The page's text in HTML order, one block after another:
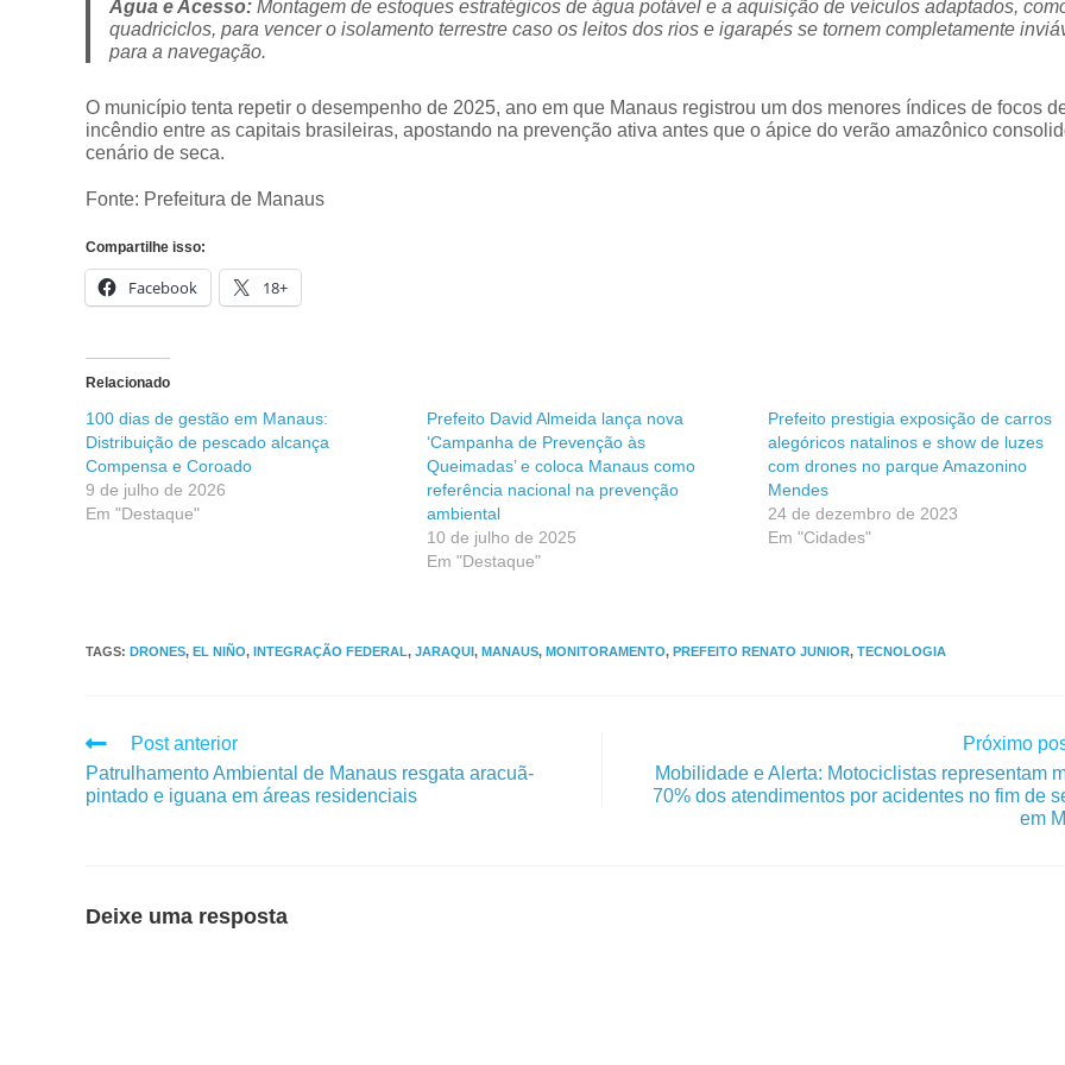
Água e Acesso: Montagem de estoques estratégicos de água potável e a aquisição de veículos adaptados,
quadriciclos, para vencer o isolamento terrestre caso os leitos dos rios e igarapés se tornem completamente
para a navegação.
O município tenta repetir o desempenho de 2025, ano em que Manaus registrou um dos menores índices de focos
incêndio entre as capitais brasileiras, apostando na prevenção ativa antes que o ápice do verão amazônico
cenário de seca.
Fonte: Prefeitura de Manaus
Compartilhe isso:
Facebook 18+
Relacionado
100 dias de gestão em Manaus:
Distribuição de pescado alcança
Compensa e Coroado
9 de julho de 2026
Em "Destaque"
Prefeito David Almeida lança nova
‘Campanha de Prevenção às
Queimadas’ e coloca Manaus como
referência nacional na prevenção
ambiental
10 de julho de 2025
Em "Destaque"
Prefeito prestigia exposição de carros
alegóricos natalinos e show de luzes
com drones no parque Amazonino
Mendes
24 de dezembro de 2023
Em "Cidades"
TAGS: DRONES, EL NIÑO, INTEGRAÇÃO FEDERAL, JARAQUI, MANAUS, MONITORAMENTO, PREFEITO RENATO JUNIOR, TECNOLOGIA
Post anterior
Patrulhamento Ambiental de Manaus resgata aracuã-
pintado e iguana em áreas residenciais
Próximo
Mobilidade e Alerta: Motociclistas representam
70% dos atendimentos por acidentes no fim de
em
Deixe uma resposta